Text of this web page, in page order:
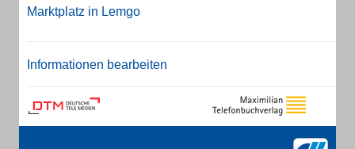
Marktplatz in Lemgo
Informationen bearbeiten